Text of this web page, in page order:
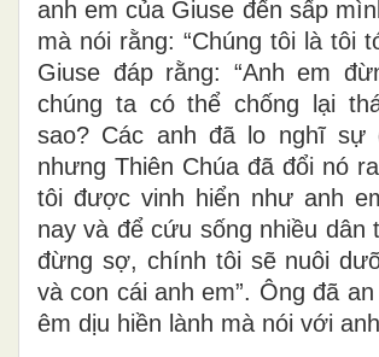
anh em của Giuse đến sấp
mà nói rằng: “Chúng tôi là tôi
Giuse đáp rằng: “Anh em
chúng ta có thể chống lại
sao? Các anh đã lo nghĩ sự
nhưng Thiên Chúa đã đổi nó
tôi được vinh hiển như anh
nay và để cứu sống nhiều dân
đừng sợ, chính tôi sẽ nuôi
và con cái anh em”. Ông đã
êm dịu hiền lành mà nói với